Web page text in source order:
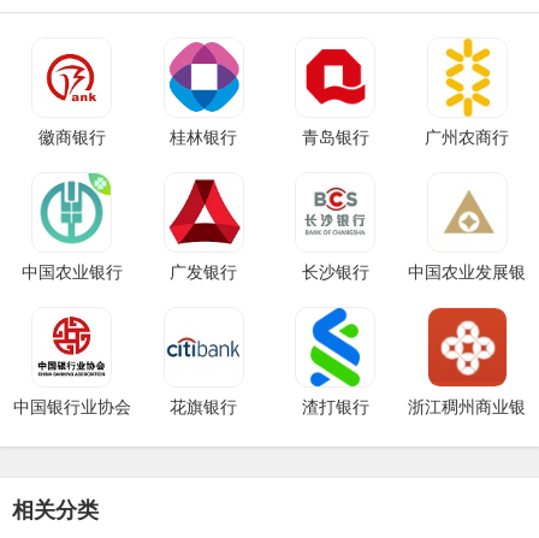
徽商银行 桂林银行 青岛银行 广州农商行
中国农业银行 广发银行 长沙银行
中国农业发展银
中国银行业协会
花旗银行
渣打银行
浙江稠州商业银
相关分类